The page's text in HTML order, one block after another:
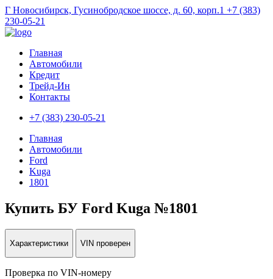
Г Новосибирск, Гусинобродское шоссе, д. 60, корп.1 +7 (383)
230-05-21
Главная
Автомобили
Кредит
Трейд-Ин
Контакты
+7 (383) 230-05-21
Главная
Автомобили
Ford
Kuga
1801
Купить БУ Ford Kuga №1801
Характеристики VIN проверен
Проверка по VIN-номеру